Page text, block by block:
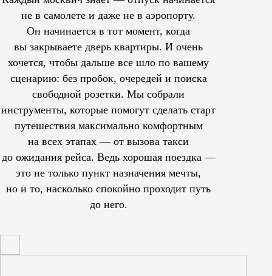
не в самолете и даже не в аэропорту.
Он начинается в тот момент, когда
вы закрываете дверь квартиры. И очень
хочется, чтобы дальше все шло по вашему
сценарию: без пробок, очередей и поиска
свободной розетки. Мы собрали
инструменты, которые помогут сделать старт
путешествия максимально комфортным
на всех этапах — от вызова такси
до ожидания рейса. Ведь хорошая поездка —
это не только пункт назначения мечты,
но и то, насколько спокойно проходит путь
до него.